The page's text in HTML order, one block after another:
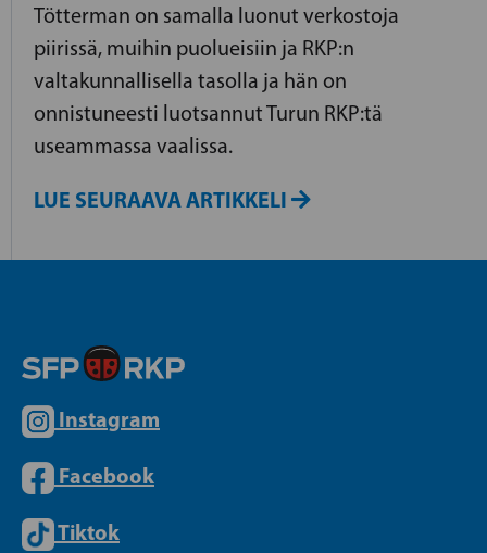
Tötterman on samalla luonut verkostoja
piirissä, muihin puolueisiin ja RKP:n
valtakunnallisella tasolla ja hän on
onnistuneesti luotsannut Turun RKP:tä
useammassa vaalissa.
LUE SEURAAVA ARTIKKELI
Instagram
Facebook
Tiktok